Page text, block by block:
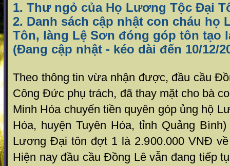
1. Thư ngỏ của Họ Lương Tộc Đại
2. Danh sách cập nhật con cháu họ
Tôn, làng Lệ Sơn đóng góp tôn tạo
(Đang cập nhật - kéo dài đến 10/12/
Theo thông tin vừa nhận được, đầu cầu
Công Đức phụ trách, đã thay mặt cho bà
Minh Hóa chuyển tiền quyên góp ủng hộ
Hóa, huyện Tuyên Hóa, tỉnh Quảng
Lương Đại tôn đợt 1 là 2.900.000 VNĐ
Hiện nay đầu cầu Đồng Lê vẫn đang tiếp